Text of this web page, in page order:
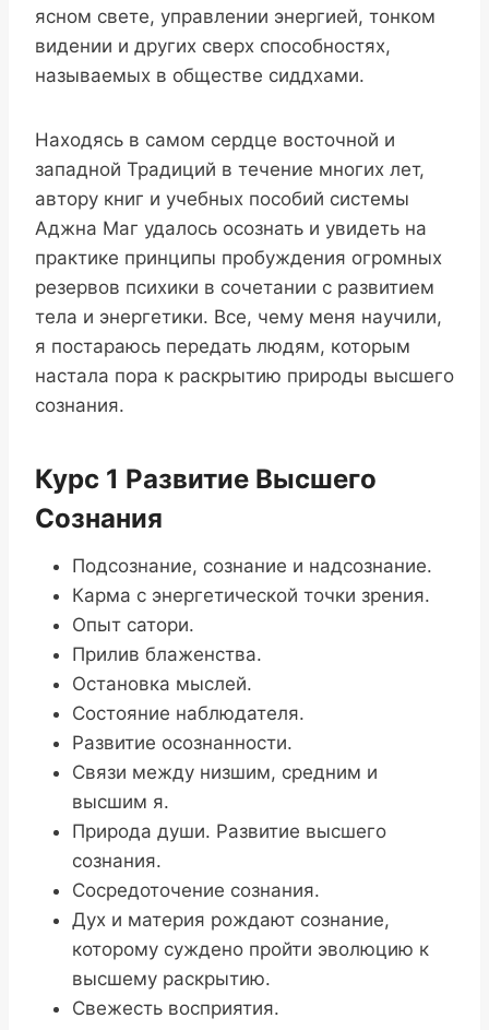
ясном свете, управлении энергией, тонком
видении и других сверх способностях,
называемых в обществе сиддхами.
Находясь в самом сердце восточной и
западной Традиций в течение многих лет,
автору книг и учебных пособий системы
Аджна Маг удалось осознать и увидеть на
практике принципы пробуждения огромных
резервов психики в сочетании с развитием
тела и энергетики. Все, чему меня научили,
я постараюсь передать людям, которым
настала пора к раскрытию природы высшего
сознания.
Курс 1 Развитие Высшего
Сознания
Подсознание, сознание и надсознание.
Карма с энергетической точки зрения.
Опыт сатори.
Прилив блаженства.
Остановка мыслей.
Состояние наблюдателя.
Развитие осознанности.
Связи между низшим, средним и
высшим я.
Природа души. Развитие высшего
сознания.
Сосредоточение сознания.
Дух и материя рождают сознание,
которому суждено пройти эволюцию к
высшему раскрытию.
Свежесть восприятия.